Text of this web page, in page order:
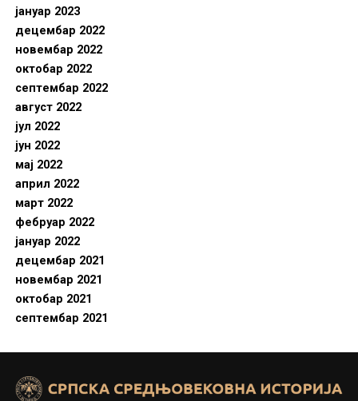
јануар 2023
децембар 2022
новембар 2022
октобар 2022
септембар 2022
август 2022
јул 2022
јун 2022
мај 2022
април 2022
март 2022
фебруар 2022
јануар 2022
децембар 2021
новембар 2021
октобар 2021
септембар 2021